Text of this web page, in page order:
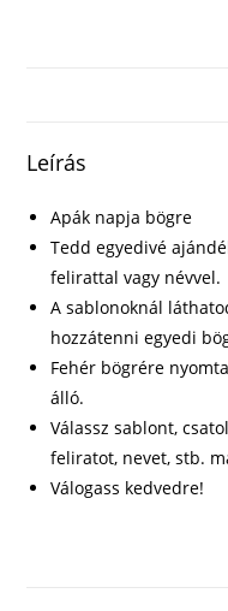
Leírás
Apák napja bögre
Tedd egyedivé
felirattal vagy névvel.
A sablonoknál
hozzátenni egyedi
Fehér bögrére
álló.
Válassz sablont,
feliratot, nevet, stb.
Válogass kedvedre!